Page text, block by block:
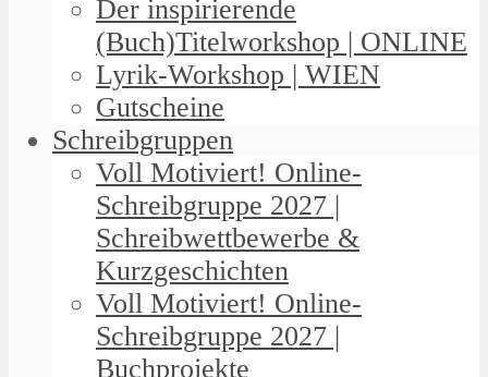
Der inspirierende
(Buch)Titelworkshop | ONLINE
Lyrik-Workshop | WIEN
Gutscheine
Schreibgruppen
Voll Motiviert! Online-
Schreibgruppe 2027 |
Schreibwettbewerbe &
Kurzgeschichten
Voll Motiviert! Online-
Schreibgruppe 2027 |
Buchprojekte